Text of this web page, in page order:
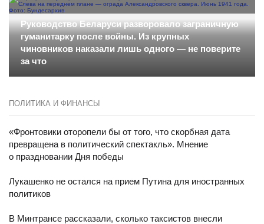
Руководство Беларуси разворовало заграничную
гуманитарку после войны. Из крупных
чиновников наказали лишь одного — не поверите
за что
ПОЛИТИКА И ФИНАНСЫ
«Фронтовики оторопели бы от того, что скорбная дата
превращена в политический спектакль». Мнение
о праздновании Дня победы
Лукашенко не остался на прием Путина для иностранных
политиков
В Минтрансе рассказали, сколько таксистов внесли